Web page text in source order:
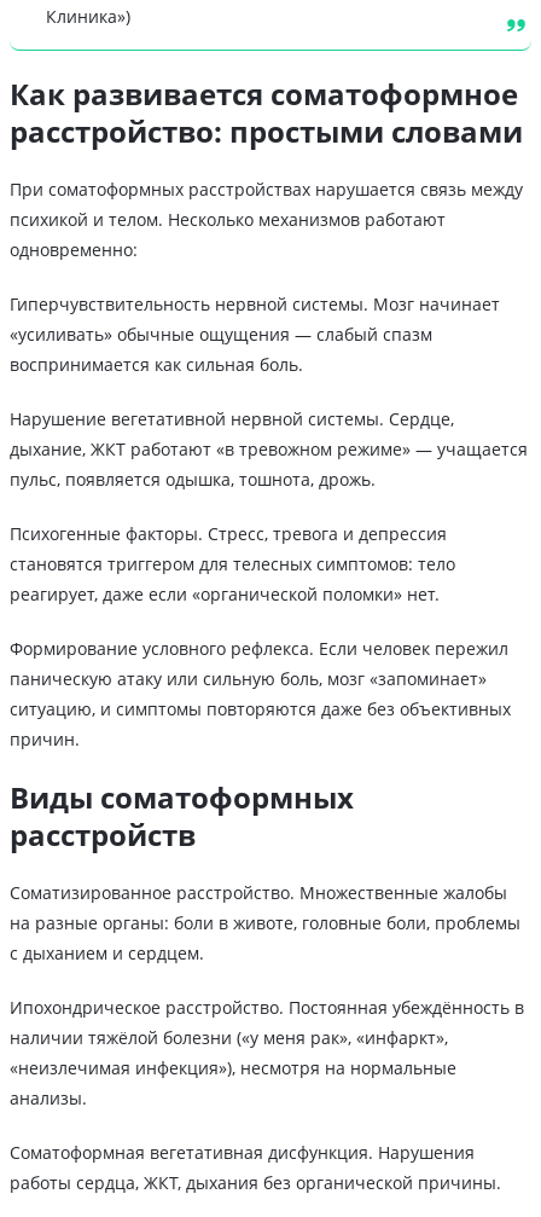
Клиника»)
Как развивается соматоформное
расстройство: простыми словами
При соматоформных расстройствах нарушается связь между
психикой и телом. Несколько механизмов работают
одновременно:
Гиперчувствительность нервной системы. Мозг начинает
«усиливать» обычные ощущения — слабый спазм
воспринимается как сильная боль.
Нарушение вегетативной нервной системы. Сердце,
дыхание, ЖКТ работают «в тревожном режиме» — учащается
пульс, появляется одышка, тошнота, дрожь.
Психогенные факторы. Стресс, тревога и депрессия
становятся триггером для телесных симптомов: тело
реагирует, даже если «органической поломки» нет.
Формирование условного рефлекса. Если человек пережил
паническую атаку или сильную боль, мозг «запоминает»
ситуацию, и симптомы повторяются даже без объективных
причин.
Виды соматоформных
расстройств
Соматизированное расстройство. Множественные жалобы
на разные органы: боли в животе, головные боли, проблемы
с дыханием и сердцем.
Ипохондрическое расстройство. Постоянная убеждённость в
наличии тяжёлой болезни («у меня рак», «инфаркт»,
«неизлечимая инфекция»), несмотря на нормальные
анализы.
Соматоформная вегетативная дисфункция. Нарушения
работы сердца, ЖКТ, дыхания без органической причины.